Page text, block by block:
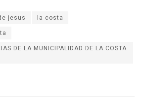
jesus
la costa
DE LA MUNICIPALIDAD DE LA COSTA